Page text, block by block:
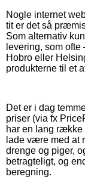
Nogle internet
tit er det så
Som alternativ
levering, som
Hobro eller
produkterne til et
Det er i dag
priser (via fx
har en lang række
lade være med at
drenge og piger,
betragteligt, og
beregning.